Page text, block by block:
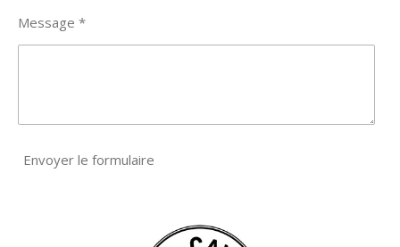
Message *
Envoyer le formulaire